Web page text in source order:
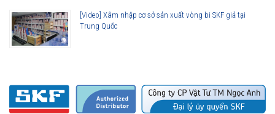
[Video] Xâm nhập cơ sở sản xuất vòng bi SKF giả tại
Trung Quốc